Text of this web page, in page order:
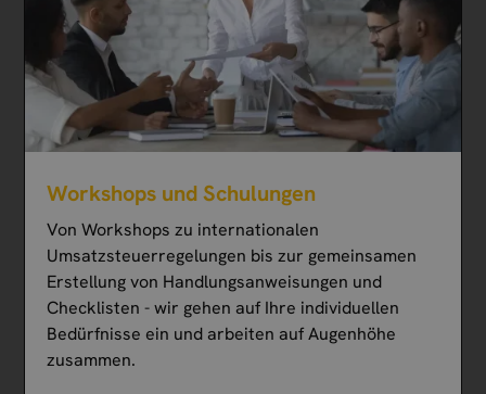
Workshops und Schulungen
Von Workshops zu internationalen
Umsatzsteuerregelungen bis zur gemeinsamen
Erstellung von Handlungsanweisungen und
Checklisten - wir gehen auf Ihre individuellen
Bedürfnisse ein und arbeiten auf Augenhöhe
zusammen.